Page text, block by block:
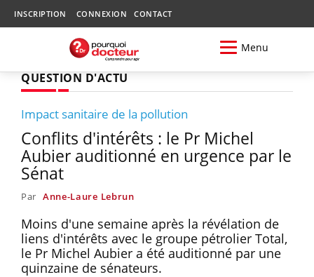
INSCRIPTION CONNEXION CONTACT
Menu
QUESTION D'ACTU
Impact sanitaire de la pollution
Conflits d'intérêts : le Pr Michel
Aubier auditionné en urgence par le
Sénat
Par Anne-Laure Lebrun
Moins d'une semaine après la révélation de
liens d'intérêts avec le groupe pétrolier Total,
le Pr Michel Aubier a été auditionné par une
quinzaine de sénateurs.